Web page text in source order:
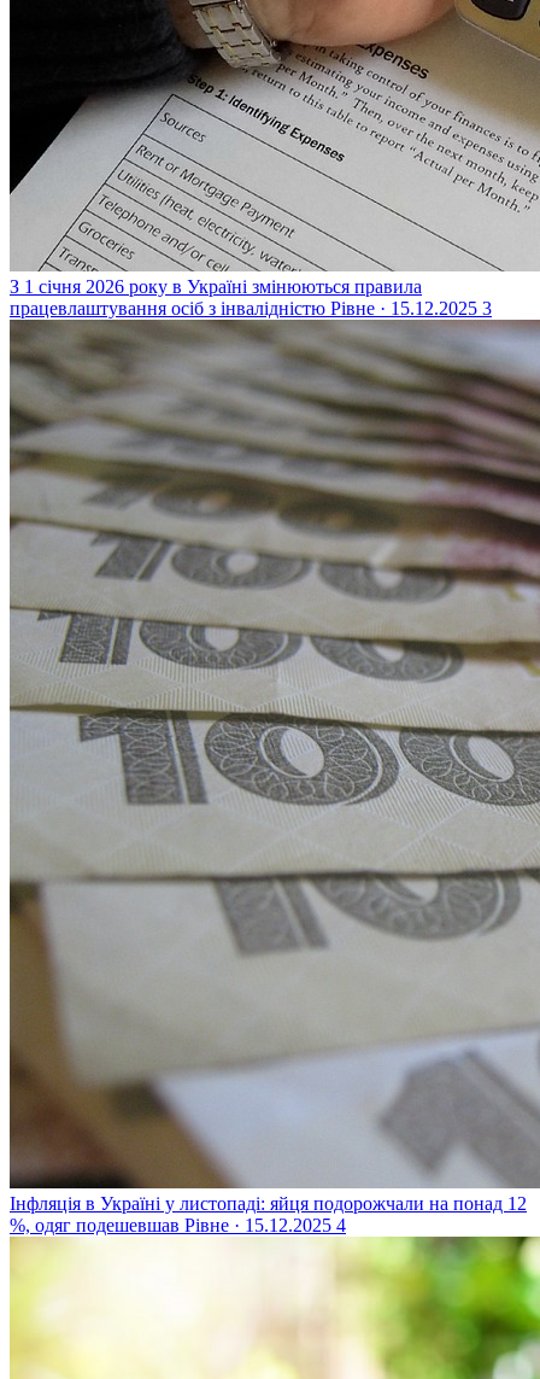
З 1 січня 2026 року в Україні змінюються правила
працевлаштування осіб з інвалідністю Рівне · 15.12.2025 3
Інфляція в Україні у листопаді: яйця подорожчали на понад 12
%, одяг подешевшав Рівне · 15.12.2025 4